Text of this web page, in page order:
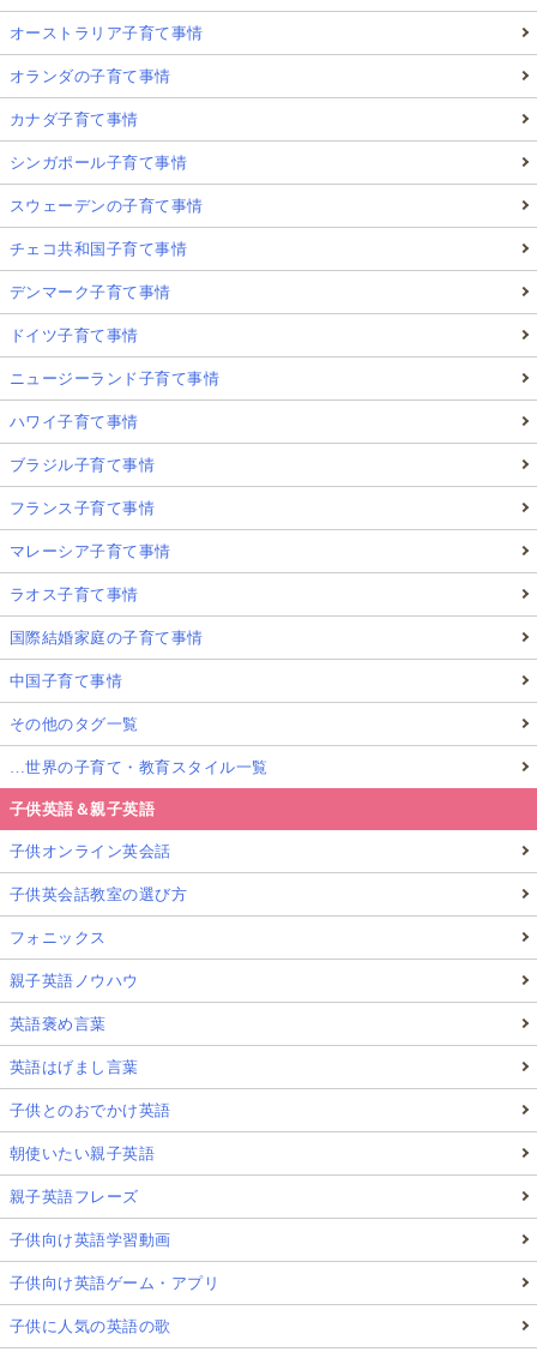
オーストラリア子育て事情
オランダの子育て事情
カナダ子育て事情
シンガポール子育て事情
スウェーデンの子育て事情
チェコ共和国子育て事情
デンマーク子育て事情
ドイツ子育て事情
ニュージーランド子育て事情
ハワイ子育て事情
ブラジル子育て事情
フランス子育て事情
マレーシア子育て事情
ラオス子育て事情
国際結婚家庭の子育て事情
中国子育て事情
その他のタグ一覧
…世界の子育て・教育スタイル一覧
子供英語＆親子英語
子供オンライン英会話
子供英会話教室の選び方
フォニックス
親子英語ノウハウ
英語褒め言葉
英語はげまし言葉
子供とのおでかけ英語
朝使いたい親子英語
親子英語フレーズ
子供向け英語学習動画
子供向け英語ゲーム・アプリ
子供に人気の英語の歌